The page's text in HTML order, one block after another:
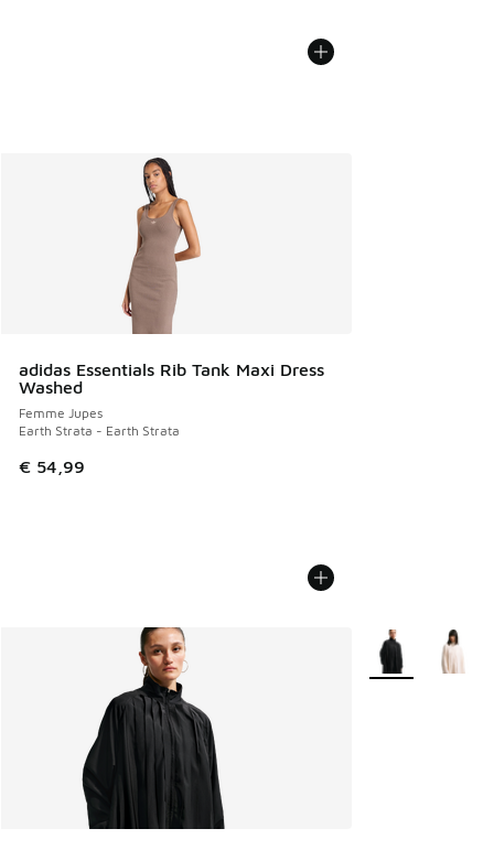
adidas Essentials Rib Tank Maxi Dress
Washed
Femme Jupes
Earth Strata - Earth Strata
€ 54,99
Plus de couleurs